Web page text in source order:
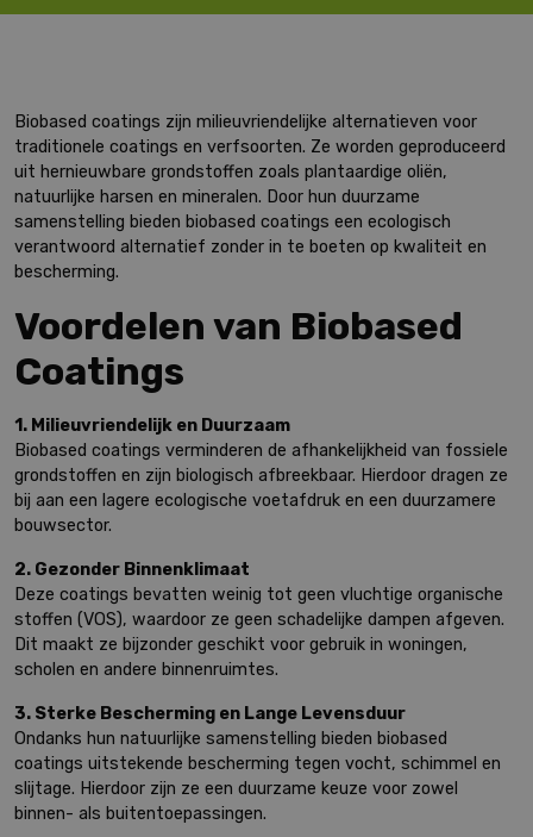
Biobased coatings zijn milieuvriendelijke alternatieven voor
traditionele coatings en verfsoorten. Ze worden geproduceerd
uit hernieuwbare grondstoffen zoals plantaardige oliën,
natuurlijke harsen en mineralen. Door hun duurzame
samenstelling bieden biobased coatings een ecologisch
verantwoord alternatief zonder in te boeten op kwaliteit en
bescherming.
Voordelen van Biobased
Coatings
1. Milieuvriendelijk en Duurzaam
Biobased coatings verminderen de afhankelijkheid van fossiele
grondstoffen en zijn biologisch afbreekbaar. Hierdoor dragen ze
bij aan een lagere ecologische voetafdruk en een duurzamere
bouwsector.
2. Gezonder Binnenklimaat
Deze coatings bevatten weinig tot geen vluchtige organische
stoffen (VOS), waardoor ze geen schadelijke dampen afgeven.
Dit maakt ze bijzonder geschikt voor gebruik in woningen,
scholen en andere binnenruimtes.
3. Sterke Bescherming en Lange Levensduur
Ondanks hun natuurlijke samenstelling bieden biobased
coatings uitstekende bescherming tegen vocht, schimmel en
slijtage. Hierdoor zijn ze een duurzame keuze voor zowel
binnen- als buitentoepassingen.